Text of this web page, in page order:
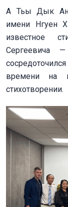
А Тьы Дык
имени Нгуен
известное
Сергеевича
времени на
стихотворении.